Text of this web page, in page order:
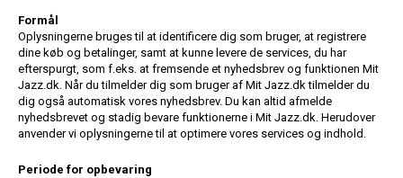
Formål
Oplysningerne bruges til at identificere dig som bruger, at registrere
dine køb og betalinger, samt at kunne levere de services, du har
efterspurgt, som f.eks. at fremsende et nyhedsbrev og funktionen Mit
Jazz.dk. Når du tilmelder dig som bruger af Mit Jazz.dk tilmelder du
dig også automatisk vores nyhedsbrev. Du kan altid afmelde
nyhedsbrevet og stadig bevare funktionerne i Mit Jazz.dk. Herudover
anvender vi oplysningerne til at optimere vores services og indhold.
Periode for opbevaring